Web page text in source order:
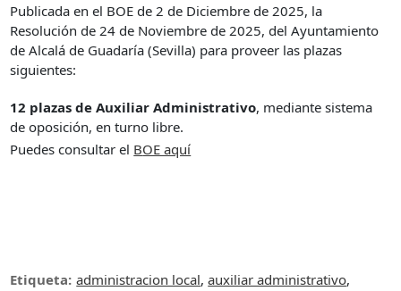
Publicada en el BOE de 2 de Diciembre de 2025, la
Resolución de 24 de Noviembre de 2025, del Ayuntamiento
de Alcalá de Guadaría (Sevilla) para proveer las plazas
siguientes:
12 plazas de Auxiliar Administrativo, mediante sistema
de oposición, en turno libre.
Puedes consultar el BOE aquí
Etiqueta: administracion local,auxiliar administrativo,